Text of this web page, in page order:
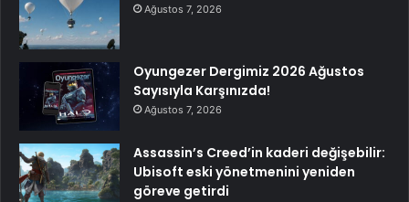
Ağustos 7, 2026
Oyungezer Dergimiz 2026 Ağustos
Sayısıyla Karşınızda!
Ağustos 7, 2026
Assassin’s Creed’in kaderi değişebilir:
Ubisoft eski yönetmenini yeniden
göreve getirdi